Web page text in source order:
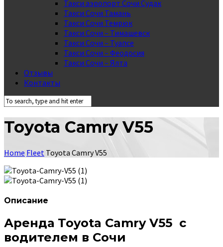
Такси аэропорт Сочи Судак
Такси Сочи Тамань
Такси Сочи Темрюк
Такси Сочи – Тимашевск
Такси Сочи – Туапсе
Такси Сочи – Феодосия
Такси Сочи – Ялта
Отзывы
Контакты
Toyota Camry V55
Home Fleet Toyota Camry V55
Описание
Аренда Toyota Camry V55 с
водителем в Сочи